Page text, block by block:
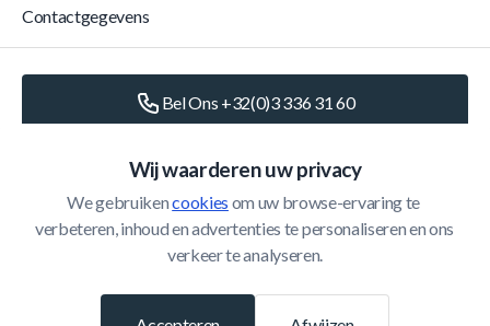
Wij waarderen uw privacy
We gebruiken cookies om uw browse-ervaring te
verbeteren, inhoud en advertenties te personaliseren en ons
verkeer te analyseren.
Categorieën
Contactgegevens
Bel Ons +32(0)3 336 31 60
Schrijf Ons info@belomax.com
Routebeschrijving naar de Belomax